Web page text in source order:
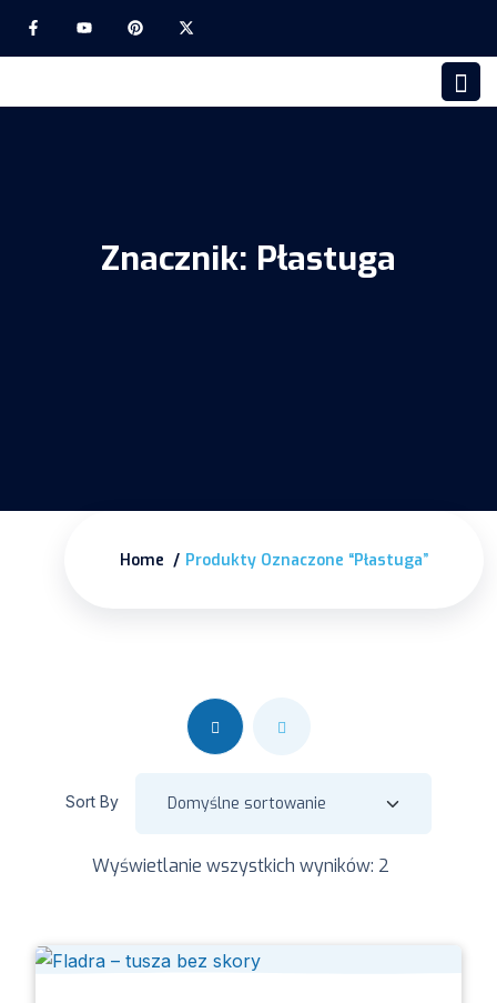
Znacznik: Płastuga
Home Produkty Oznaczone “płastuga”
Sort By
Wyświetlanie wszystkich wyników: 2